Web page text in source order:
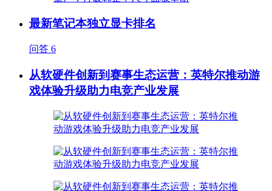
最新笔记本独立显卡排名
问答 6
从软硬件创新到赛事生态运营：英特尔推动游
戏体验升级助力电竞产业发展